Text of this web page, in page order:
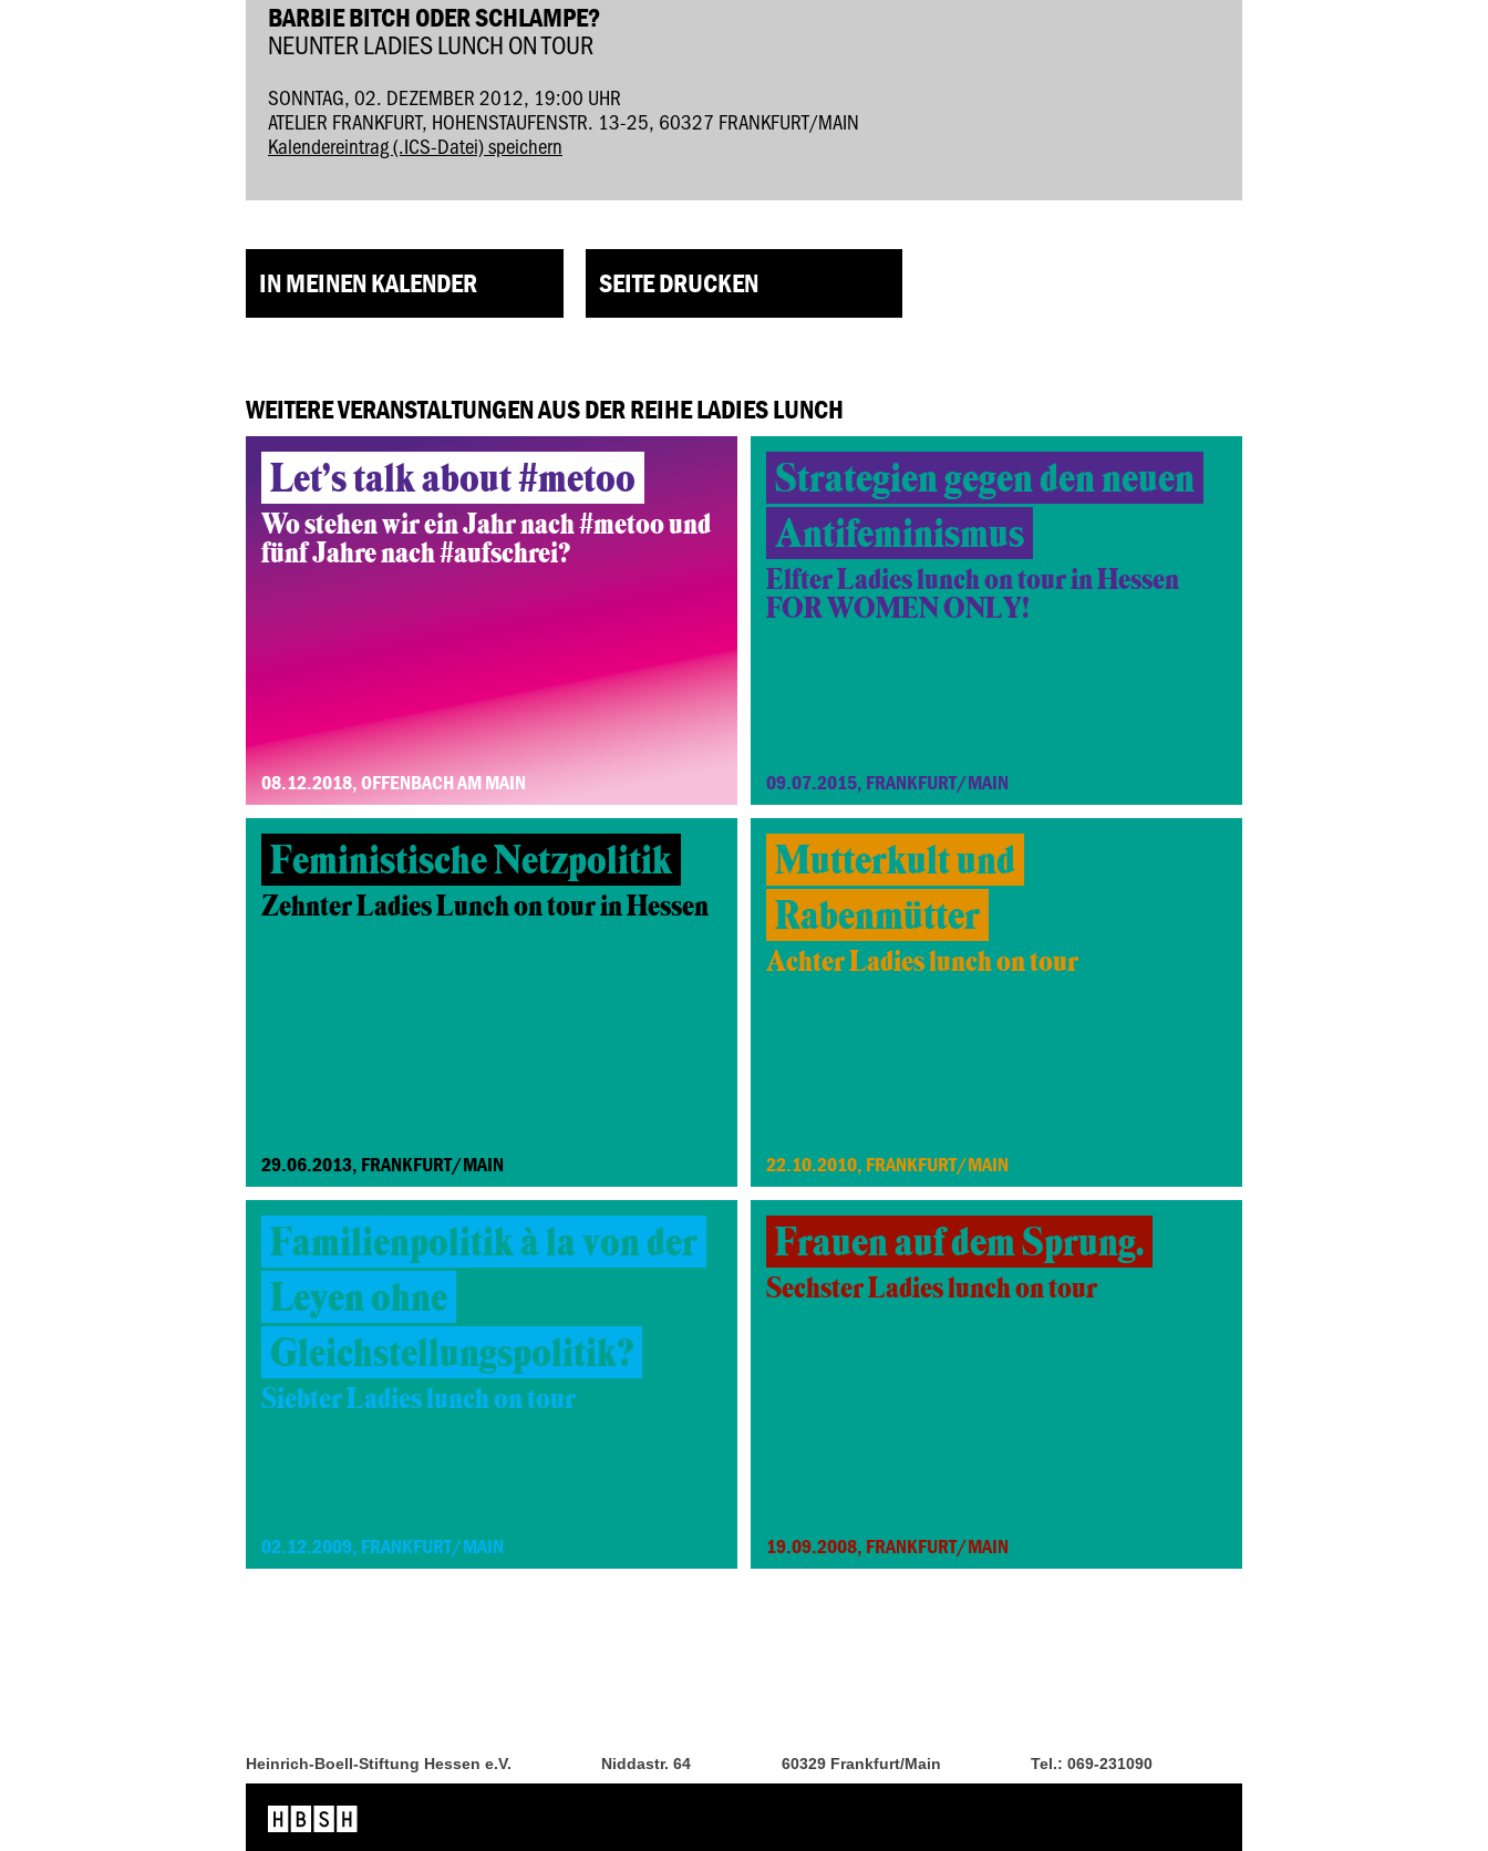
BARBIE BITCH ODER SCHLAMPE?
NEUNTER LADIES LUNCH ON TOUR
SONNTAG, 02. DEZEMBER 2012, 19:00 UHR
ATELIER FRANKFURT, HOHENSTAUFENSTR. 13-25, 60327 FRANKFURT/MAIN
Kalendereintrag (.ICS-Datei) speichern
IN MEINEN KALENDER SEITE DRUCKEN
WEITERE VERANSTALTUNGEN AUS DER REIHE LADIES LUNCH
Let’s talk about #metoo
Wo stehen wir ein Jahr nach #metoo und
fünf Jahre nach #aufschrei?
08.12.2018, OFFENBACH AM MAIN
Strategien gegen den neuen
Antifeminismus
Elfter Ladies lunch on tour in Hessen
FOR WOMEN ONLY!
09.07.2015, FRANKFURT/MAIN
Feministische Netzpolitik
Zehnter Ladies Lunch on tour in Hessen
29.06.2013, FRANKFURT/MAIN
Mutterkult und
Rabenmütter
Achter Ladies lunch on tour
22.10.2010, FRANKFURT/MAIN
Familienpolitik à la von der
Leyen ohne
Gleichstellungspolitik?
Siebter Ladies lunch on tour
02.12.2009, FRANKFURT/MAIN
Frauen auf dem Sprung.
Sechster Ladies lunch on tour
19.09.2008, FRANKFURT/MAIN
Heinrich-Boell-Stiftung Hessen e.V. Niddastr. 64 60329 Frankfurt/Main Tel.: 069-231090